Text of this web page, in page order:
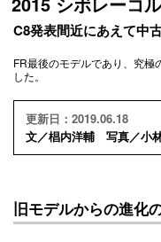
C8発表間近にあえて中
FR最後のモデルであり、究
した。
更新日：2019.06.18
文／椙内洋輔 写真／小
旧モデルからの進化